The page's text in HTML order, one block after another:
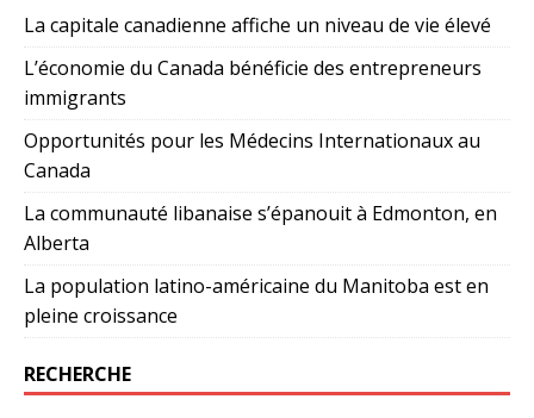
La capitale canadienne affiche un niveau de vie élevé
L’économie du Canada bénéficie des entrepreneurs
immigrants
Opportunités pour les Médecins Internationaux au
Canada
La communauté libanaise s’épanouit à Edmonton, en
Alberta
La population latino-américaine du Manitoba est en
pleine croissance
RECHERCHE